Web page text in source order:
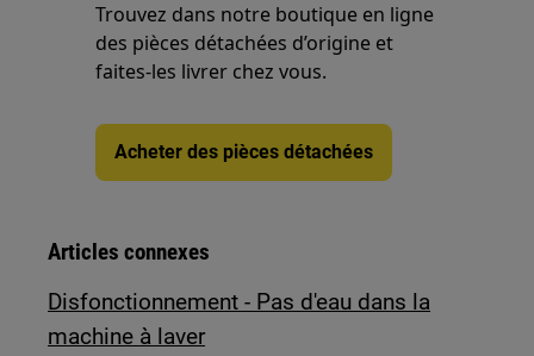
Trouvez dans notre boutique en ligne
des pièces détachées d’origine et
faites-les livrer chez vous.
Acheter des pièces détachées
Articles connexes
Disfonctionnement - Pas d'eau dans la
machine à laver